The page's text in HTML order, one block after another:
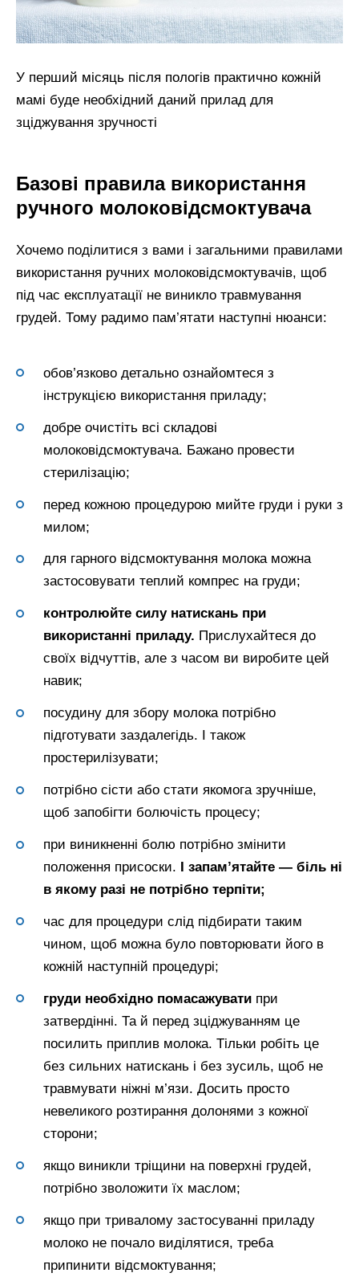
У перший місяць після пологів практично кожній
мамі буде необхідний даний прилад для
зціджування зручності
Базові правила використання
ручного молоковідсмоктувача
Хочемо поділитися з вами і загальними правилами
використання ручних молоковідсмоктувачів, щоб
під час експлуатації не виникло травмування
грудей. Тому радимо пам’ятати наступні нюанси:
обов’язково детально ознайомтеся з
інструкцією використання приладу;
добре очистіть всі складові
молоковідсмоктувача. Бажано провести
стерилізацію;
перед кожною процедурою мийте груди і руки з
милом;
для гарного відсмоктування молока можна
застосовувати теплий компрес на груди;
контролюйте силу натискань при
використанні приладу. Прислухайтеся до
своїх відчуттів, але з часом ви виробите цей
навик;
посудину для збору молока потрібно
підготувати заздалегідь. І також
простерилізувати;
потрібно сісти або стати якомога зручніше,
щоб запобігти болючість процесу;
при виникненні болю потрібно змінити
положення присоски. І запам’ятайте — біль ні
в якому разі не потрібно терпіти;
час для процедури слід підбирати таким
чином, щоб можна було повторювати його в
кожній наступній процедурі;
груди необхідно помасажувати при
затвердінні. Та й перед зціджуванням це
посилить приплив молока. Тільки робіть це
без сильних натискань і без зусиль, щоб не
травмувати ніжні м’язи. Досить просто
невеликого розтирання долонями з кожної
сторони;
якщо виникли тріщини на поверхні грудей,
потрібно зволожити їх маслом;
якщо при тривалому застосуванні приладу
молоко не почало виділятися, треба
припинити відсмоктування;